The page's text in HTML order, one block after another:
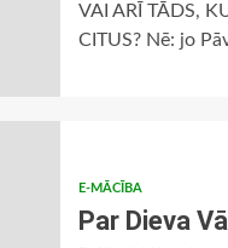
VAI ARĪ TĀDS,
CITUS? Nē: jo
E-MĀCĪBA
Par Dieva